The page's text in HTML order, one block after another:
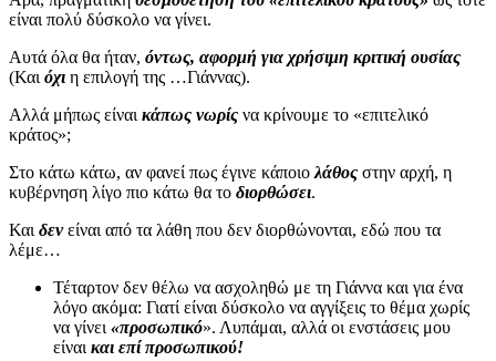
είναι πολύ δύσκολο να γίνει.
Αυτά όλα θα ήταν, όντως, αφορμή για χρήσιμη κριτική ουσίας
(Και όχι η επιλογή της …Γιάννας).
Αλλά μήπως είναι κάπως νωρίς να κρίνουμε το «επιτελικό
κράτος»;
Στο κάτω κάτω, αν φανεί πως έγινε κάποιο λάθος στην αρχή, η
κυβέρνηση λίγο πιο κάτω θα το διορθώσει.
Και δενείναι από τα λάθη που δεν διορθώνονται, εδώ που τα
λέμε…
Τέταρτον δεν θέλω να ασχοληθώ με τη Γιάννα και για ένα
λόγο ακόμα: Γιατί είναι δύσκολο να αγγίξεις το θέμα χωρίς
να γίνει «προσωπικό». Λυπάμαι, αλλά οι ενστάσεις μου
είναι και επί προσωπικού!